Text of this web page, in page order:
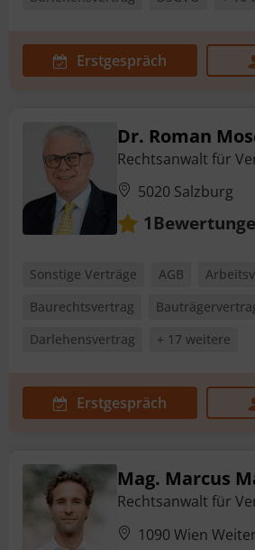
Erstgespräch
Dr. Roman
Rechtsanwalt für
5020 Salzburg
1
Sonstige Verträge AGB
Baurechtsvertrag
Darlehensvertrag
+ 17 weitere
Erstgespräch
Mag. Marcus
Rechtsanwalt für
1090 Wien